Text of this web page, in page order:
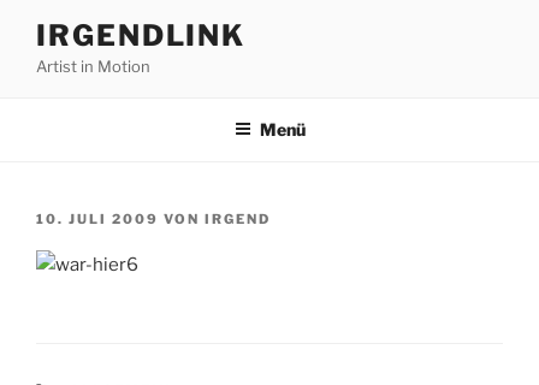
Inhalt
springen
IRGENDLINK
Artist in Motion
Menü
VERÖFFENTLICHT
10. JULI 2009 VON IRGEND